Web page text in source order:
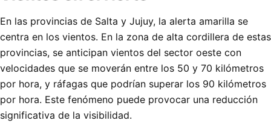
En las provincias de Salta y Jujuy, la alerta amarilla se
centra en los vientos. En la zona de alta cordillera de estas
provincias, se anticipan vientos del sector oeste con
velocidades que se moverán entre los 50 y 70 kilómetros
por hora, y ráfagas que podrían superar los 90 kilómetros
por hora. Este fenómeno puede provocar una reducción
significativa de la visibilidad.